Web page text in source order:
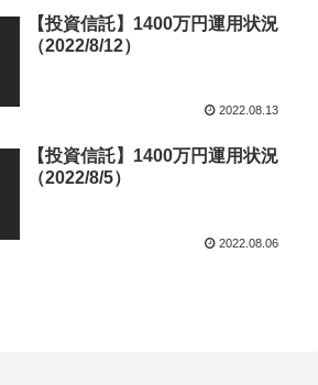
【投資信託】1400万円運用状況
（2022/8/12）
2022.08.13
【投資信託】1400万円運用状況
（2022/8/5）
2022.08.06